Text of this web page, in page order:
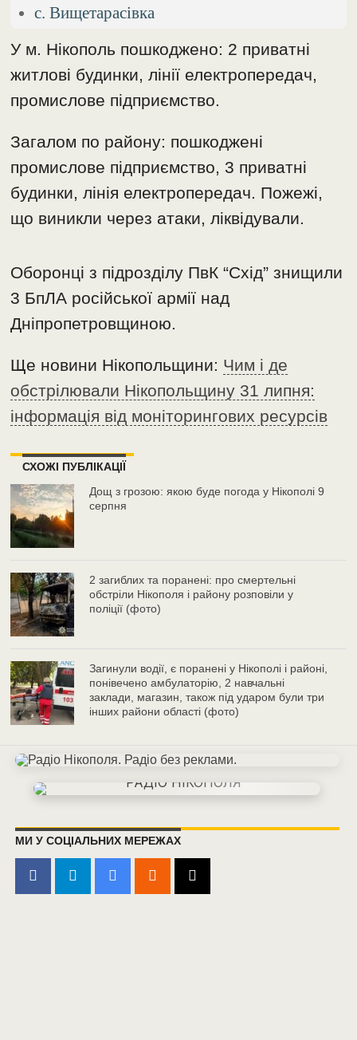
с. Вищетарасівка
У м. Нікополь пошкоджено: 2 приватні
житлові будинки, лінії електропередач,
промислове підприємство.
Загалом по району: пошкоджені
промислове підприємство, 3 приватні
будинки, лінія електропередач. Пожежі,
що виникли через атаки, ліквідували.
Оборонці з підрозділу ПвК “Схід” знищили
3 БпЛА російської армії над
Дніпропетровщиною.
Ще новини Нікопольщини: Чим і де
обстрілювали Нікопольщину 31 липня:
інформація від моніторингових ресурсів
СХОЖІ ПУБЛІКАЦІЇ
Дощ з грозою: якою буде погода у Нікополі 9
серпня
2 загиблих та поранені: про смертельні
обстріли Нікополя і району розповіли у
поліції (фото)
Загинули водії, є поранені у Нікополі і районі,
понівечено амбулаторію, 2 навчальні
заклади, магазин, також під ударом були три
інших райони області (фото)
МИ У СОЦІАЛЬНИХ МЕРЕЖАХ